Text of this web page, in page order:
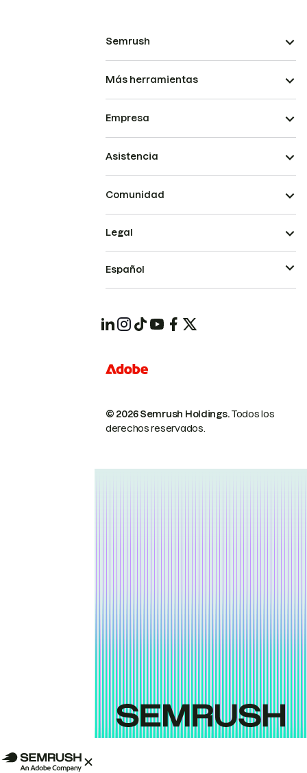
Semrush
Más herramientas
Empresa
Asistencia
Comunidad
© 2026 Semrush Holdings.Todos los
derechos reservados.
Legal
Español